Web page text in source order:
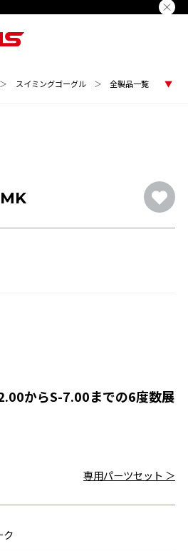
＞ スイミングゴーグル ＞ 全製品一覧
からS-7.00までの6度数展
専用パーツセット ＞
ク